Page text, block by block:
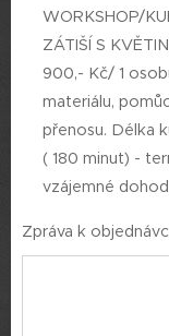
WORKSHOP/
ZÁTIŠÍ S
900,- Kč/ 1
materiálu,
přenosu. Délka
( 180 minut) -
vzájemné
Zpráva k